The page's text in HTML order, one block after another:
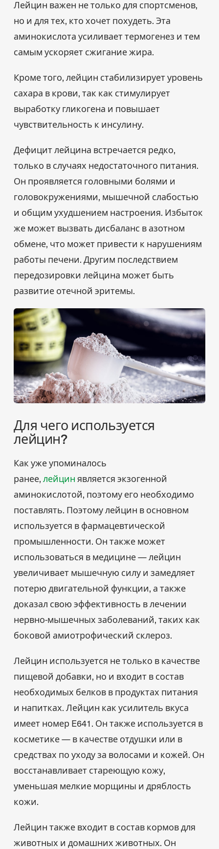
Лейцин важен не только для спортсменов,
но и для тех, кто хочет похудеть. Эта
аминокислота усиливает термогенез и тем
самым ускоряет сжигание жира.
Кроме того, лейцин стабилизирует уровень
сахара в крови, так как стимулирует
выработку гликогена и повышает
чувствительность к инсулину.
Дефицит лейцина встречается редко,
только в случаях недостаточного питания.
Он проявляется головными болями и
головокружениями, мышечной слабостью
и общим ухудшением настроения. Избыток
же может вызвать дисбаланс в азотном
обмене, что может привести к нарушениям
работы печени. Другим последствием
передозировки лейцина может быть
развитие отечной эритемы.
Для чего используется
лейцин?
Как уже упоминалось
ранее, лейцин является экзогенной
аминокислотой, поэтому его необходимо
поставлять. Поэтому лейцин в основном
используется в фармацевтической
промышленности. Он также может
использоваться в медицине — лейцин
увеличивает мышечную силу и замедляет
потерю двигательной функции, а также
доказал свою эффективность в лечении
нервно-мышечных заболеваний, таких как
боковой амиотрофический склероз.
Лейцин используется не только в качестве
пищевой добавки, но и входит в состав
необходимых белков в продуктах питания
и напитках. Лейцин как усилитель вкуса
имеет номер E641. Он также используется в
косметике — в качестве отдушки или в
средствах по уходу за волосами и кожей. Он
восстанавливает стареющую кожу,
уменьшая мелкие морщины и дряблость
кожи.
Лейцин также входит в состав кормов для
животных и домашних животных. Он